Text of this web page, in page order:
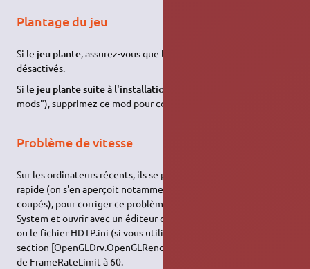
Plantage du jeu
Si le jeu plante, assurez-vous que les effets du bureau 3D sont
désactivés.
Si le jeu plante suite à l'installation d'un mod
mods"), supprimez ce mod pour corriger le problème.
Problème de vitesse
Sur les ordinateurs récents, ils se peut que le jeu soit trop
rapide (on s'en aperçoit notamment avec les dialogues qui sont
coupés), pour corriger ce problème, il faut aller dans le dossier
System et ouvrir avec un éditeur de texte le fichier DeusEx.ini
ou le fichier HDTP.ini (si vous utilisez Deus Ex HDTP). Dans la
section [OpenGLDrv.OpenGLRenderDevice] mettez la valeur
de FrameRateLimit à 60.